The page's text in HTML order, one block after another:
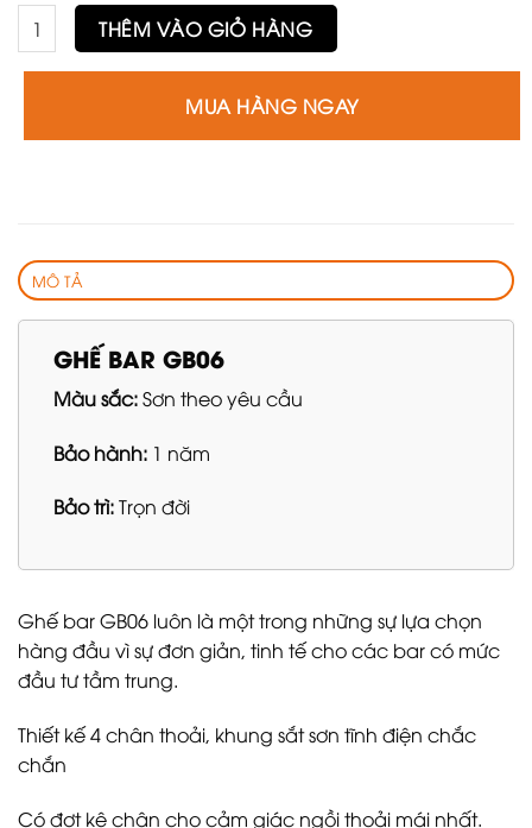
Ghế bar GB06 số lượng
THÊM VÀO GIỎ HÀNG
MUA HÀNG NGAY
MÔ TẢ
GHẾ BAR GB06
Màu sắc:Sơn theo yêu cầu
Bảo hành: 1 năm
Bảo trì:Trọn đời
Ghế bar GB06 luôn là một trong những sự lựa chọn
hàng đầu vì sự đơn giản, tinh tế cho các bar có mức
đầu tư tầm trung.
Thiết kế 4 chân thoải, khung sắt sơn tĩnh điện chắc
chắn
Có đợt kê chân cho cảm giác ngồi thoải mái nhất.